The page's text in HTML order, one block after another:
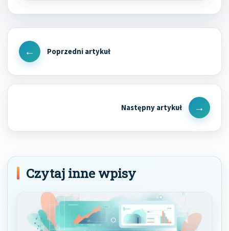
Nawigacja
wpisu
Previous
Next
Post
Czytaj inne wpisy